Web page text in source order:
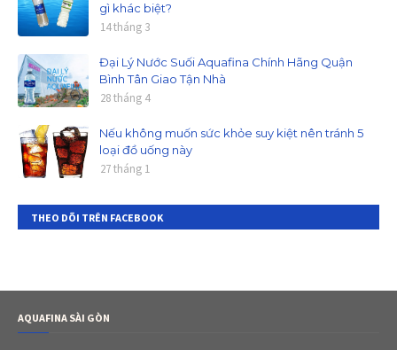
gì khác biệt?
14 tháng 3
Đại Lý Nước Suối Aquafina Chính Hãng Quận
Bình Tân Giao Tận Nhà
28 tháng 4
Nếu không muốn sức khỏe suy kiệt nên tránh 5
loại đồ uống này
27 tháng 1
THEO DÕI TRÊN FACEBOOK
AQUAFINA SÀI GÒN